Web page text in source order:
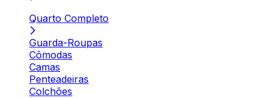
Quarto Completo
Guarda-Roupas
Cômodas
Camas
Penteadeiras
Colchões